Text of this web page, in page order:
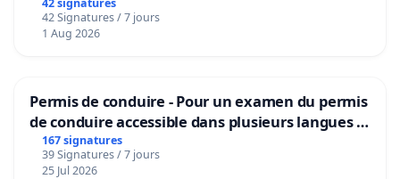
42 Signatures / 7 jours
1 Aug 2026
Permis de conduire - Pour un examen du permis
de conduire accessible dans plusieurs langues à
Bruxelles
167 signatures
39 Signatures / 7 jours
25 Jul 2026